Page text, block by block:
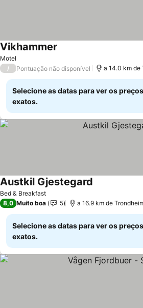
Motel
Vikhammer
/ Pontuação não disponível a 14.0 km de
Selecione as datas para ver os preços
exatos.
Bed & Breakfast
Austkil Gjestegard
8,0 Muito boa 5 a 16.9 km de
Selecione as datas para ver os preços
exatos.